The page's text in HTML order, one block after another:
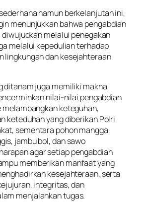
namun berkelanjutan ini,
menunjukkan bahwa pengabdian
melalui penegakan
melalui kepedulian terhadap
lingkungan dan kesejahteraan
ditanam juga memiliki makna
nilai-nilai pengabdian
melambangkan keteguhan,
keteduhan yang diberikan Polri
sementara pohon mangga,
jambu bol, dan sawo
agar setiap pengabdian
memberikan manfaat yang
kesejahteraan, serta
integritas, dan
menjalankan tugas.